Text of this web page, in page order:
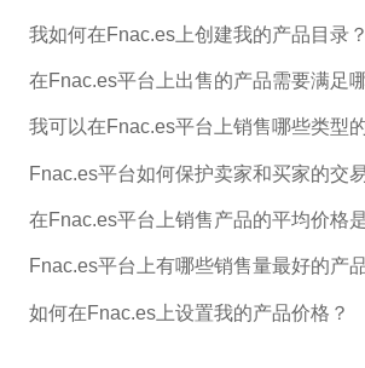
我如何在Fnac.es上创建我的产品目录？
如何在Fnac.es上设置我的产品价格？